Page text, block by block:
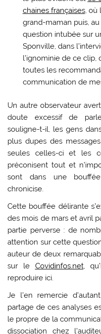
chaines françaises, où
grand-maman puis,
question intubée sur
Sponville, dans
l’ignominie de ce clip,
toutes les
communication de
Un autre observateur
doute excessif de
souligne-t-il, les gens
plus dupes des
seules celles-ci et les
préconisent tout et
sont dans une
chronicise.
Cette bouffée délirante
des mois de mars et avril
partie perverse : de
attention sur cette
auteur de deux
sur le Covidinfos.net,
reproduire ici.
Je l’en remercie
partage de ces analyses
le propre de la
dissociation chez